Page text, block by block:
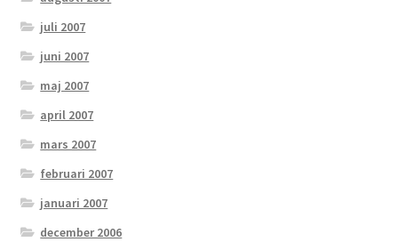
juli 2007
juni 2007
maj 2007
april 2007
mars 2007
februari 2007
januari 2007
december 2006